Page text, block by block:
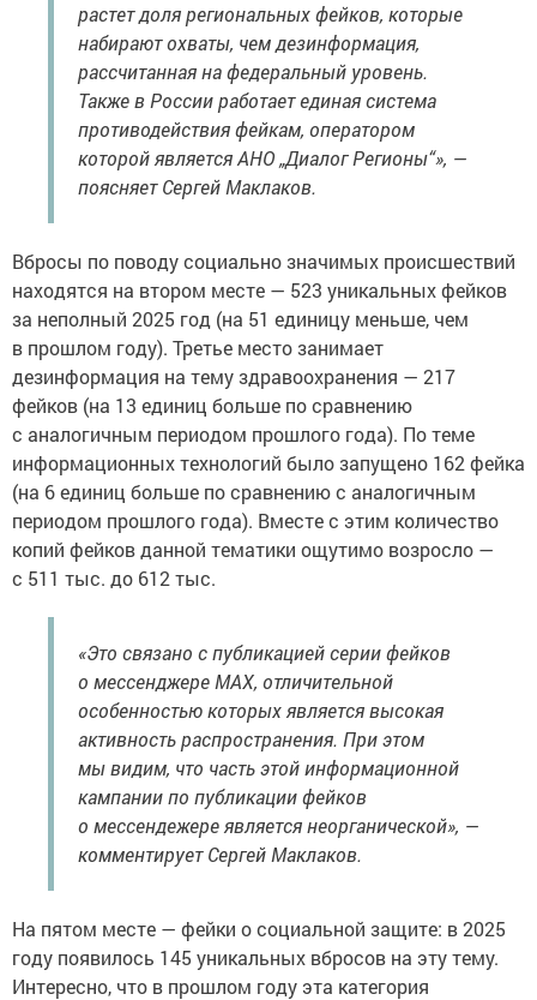
растет доля региональных фейков, которые
набирают охваты, чем дезинформация,
рассчитанная на федеральный уровень.
Также в России работает единая система
противодействия фейкам, оператором
которой является АНО „Диалог Регионы“», —
поясняет Сергей Маклаков.
Вбросы по поводу социально значимых происшествий
находятся на втором месте — 523 уникальных фейков
за неполный 2025 год (на 51 единицу меньше, чем
в прошлом году). Третье место занимает
дезинформация на тему здравоохранения — 217
фейков (на 13 единиц больше по сравнению
с аналогичным периодом прошлого года). По теме
информационных технологий было запущено 162 фейка
(на 6 единиц больше по сравнению с аналогичным
периодом прошлого года). Вместе с этим количество
копий фейков данной тематики ощутимо возросло —
с 511 тыс. до 612 тыс.
«Это связано с публикацией серии фейков
о мессенджере MAX, отличительной
особенностью которых является высокая
активность распространения. При этом
мы видим, что часть этой информационной
кампании по публикации фейков
о мессендежере является неорганической», —
комментирует Сергей Маклаков.
На пятом месте — фейки о социальной защите: в 2025
году появилось 145 уникальных вбросов на эту тему.
Интересно, что в прошлом году эта категория